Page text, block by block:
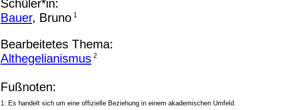
Schüler*in:
Bauer, Bruno 1
Bearbeitetes Thema:
Althegelianismus 2
Fußnoten:
1: Es handelt sich um eine offizielle Beziehung in einem akademischen Umfeld.